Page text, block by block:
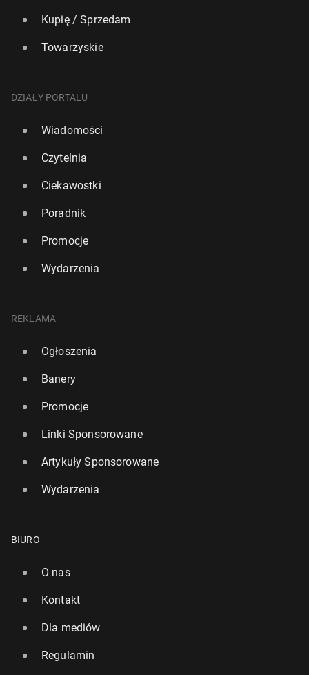
Kupię / Sprzedam
Towarzyskie
DZIAŁY PORTALU
Wiadomości
Czytelnia
Ciekawostki
Poradnik
Promocje
Wydarzenia
REKLAMA
Ogłoszenia
Banery
Promocje
Linki Sponsorowane
Artykuły Sponsorowane
Wydarzenia
BIURO
O nas
Kontakt
Dla mediów
Regulamin